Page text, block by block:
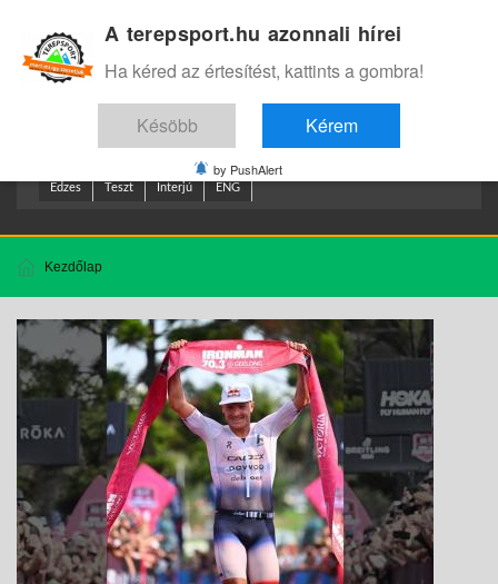
Edzes Teszt Interjú ENG
Kezdőlap
A terepsport.hu azonnali hírei
Ha kéred az értesítést, kattints a gombra!
Késöbb Kérem
by PushAlert